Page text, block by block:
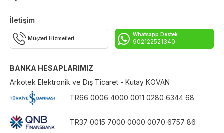
İletişim
Müşteri Hizmetleri
Whatsapp Destek
902122521340
BANKA HESAPLARIMIZ
Arkotek Elektronik ve Dış Ticaret - Kutay KOVAN
TR66 0006 4000 0011 0280 6344 68
TR37 0015 7000 0000 0070 6757 86